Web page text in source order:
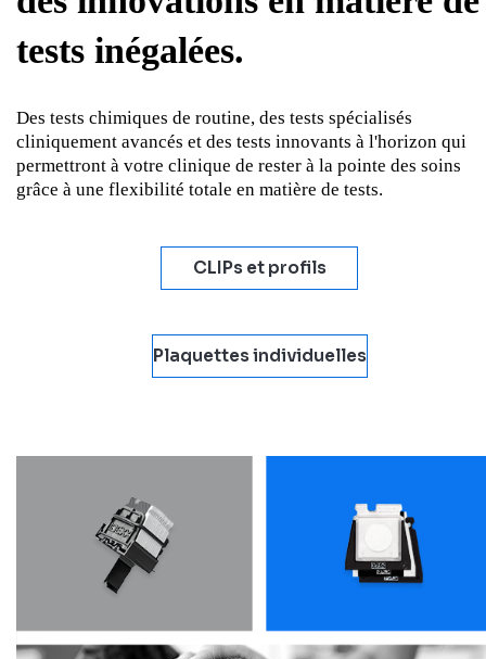
tests inégalées.
Des tests chimiques de routine, des tests spécialisés
cliniquement avancés et des tests innovants à l'horizon qui
permettront à votre clinique de rester à la pointe des soins
grâce à une flexibilité totale en matière de tests.
CLIPs et profils
Plaquettes individuelles